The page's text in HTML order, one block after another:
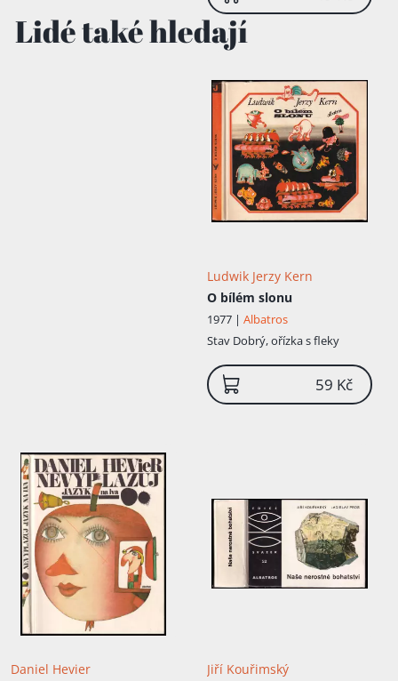
Lidé také hledají
Ludwik Jerzy Kern
O bílém slonu
1977 | Albatros
Stav Dobrý, ořízka s fleky
59 Kč
Daniel Hevier Jiří Kouřimský